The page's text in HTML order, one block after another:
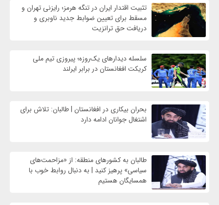
تثبیت اقتدار ایران در تنگه هرمز؛ رایزنی تهران و
مسقط برای تعیین ضوابط جدید ناوبری و
دریافت حق ترانزیت
سلسله دیدارهای یک‌روزه؛ پیروزی تیم ملی
کریکت افغانستان در برابر ایرلند
بحران بیکاری در افغانستان | طالبان: تلاش برای
اشتغال جوانان ادامه دارد
طالبان به کشورهای منطقه: از «مزاحمت‌های
سیاسی» پرهیز کنید | به دنبال روابط خوب با
همسایگان هستیم